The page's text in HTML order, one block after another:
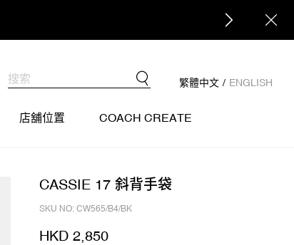
繁體中文 / ENGLISH
店舖位置 COACH CREATE
CASSIE 17 斜背手袋
SKU NO: CW565/B4/BK
HKD 2,850